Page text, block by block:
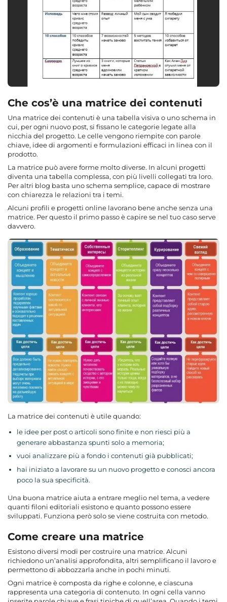
Che cos’è una matrice dei contenuti
Una matrice dei contenuti è una tabella visiva o uno schema in
cui, per ogni nuovo post, si fissano le categorie legate alla
nicchia del progetto. Le celle vengono riempite con parole
chiave, idee di argomenti e formulazioni efficaci in linea con il
prodotto.
La matrice può avere forme molto diverse. In alcuni progetti
diventa una tabella complessa, con più livelli collegati tra loro.
Per altri blog basta uno schema semplice, capace di mostrare
con chiarezza le relazioni tra i temi.
Alcuni profili e progetti online lavorano bene anche senza una
matrice. Per questo il primo passo è capire se nel tuo caso serve
davvero.
La matrice dei contenuti è utile quando:
le idee per post o articoli sono finite e non riesci più a
generare abbastanza spunti solo a memoria;
vuoi analizzare più a fondo i contenuti già pubblicati;
hai iniziato a lavorare su un nuovo progetto e conosci ancora
poco la sua specificità.
Una buona matrice aiuta a entrare meglio nel tema, a vedere
quanti filoni editoriali esistono e quanto possono essere
sviluppati. Funziona però solo se viene costruita con metodo.
Come creare una matrice
Esistono diversi modi per costruire una matrice. Alcuni
richiedono un’analisi approfondita, altri semplificano il lavoro e
permettono di abbozzarla anche in pochi minuti.
Ogni matrice è composta da righe e colonne, e ciascuna
rappresenta una categoria di contenuto. In ogni cella vanno